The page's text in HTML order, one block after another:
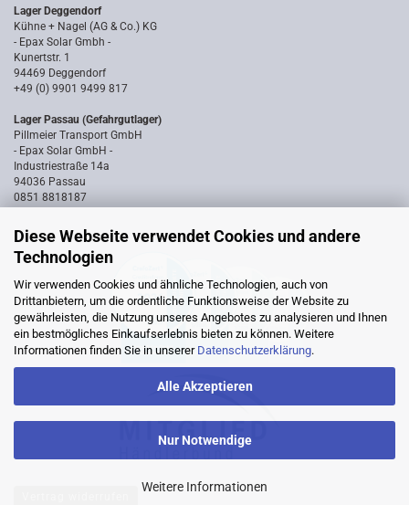
Diese Webseite verwendet Cookies und andere
Technologien
Wir verwenden Cookies und ähnliche Technologien, auch von
Drittanbietern, um die ordentliche Funktionsweise der Website zu
gewährleisten, die Nutzung unseres Angebotes zu analysieren und Ihnen
ein bestmögliches Einkaufserlebnis bieten zu können. Weitere
Informationen finden Sie in unserer Datenschutzerklärung.
Alle Akzeptieren
Nur Notwendige
Weitere Informationen
Lager Deggendorf
Kühne + Nagel (AG & Co.) KG
- Epax Solar Gmbh -
Kunertstr. 1
94469 Deggendorf
+49 (0) 9901 9499 817
Lager Passau (Gefahrgutlager)
Pillmeier Transport GmbH
- Epax Solar GmbH -
Industriestraße 14a
94036 Passau
0851 8818187